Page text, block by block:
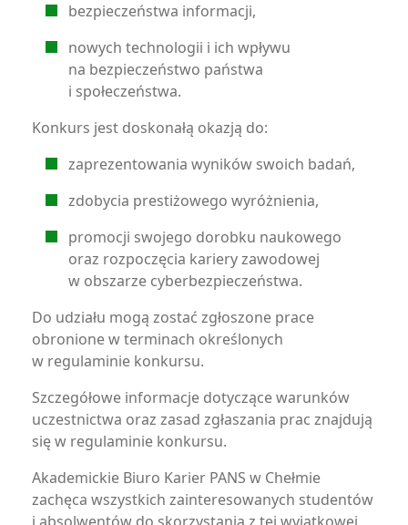
bezpieczeństwa informacji,
nowych technologii i ich wpływu
na bezpieczeństwo państwa
i społeczeństwa.
Konkurs jest doskonałą okazją do:
zaprezentowania wyników swoich badań,
zdobycia prestiżowego wyróżnienia,
promocji swojego dorobku naukowego
oraz rozpoczęcia kariery zawodowej
w obszarze cyberbezpieczeństwa.
Do udziału mogą zostać zgłoszone prace
obronione w terminach określonych
w regulaminie konkursu.
Szczegółowe informacje dotyczące warunków
uczestnictwa oraz zasad zgłaszania prac znajdują
się w regulaminie konkursu.
Akademickie Biuro Karier PANS w Chełmie
zachęca wszystkich zainteresowanych studentów